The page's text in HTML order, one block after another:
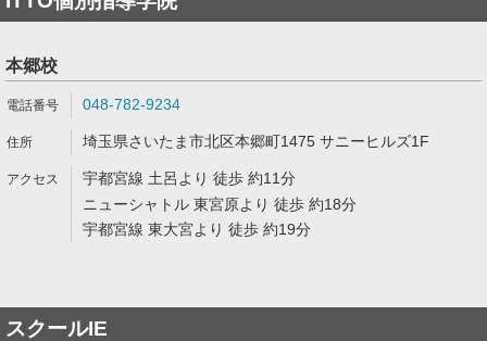
本郷校
048-782-9234
埼玉県さいたま市北区本郷町1475 サニーヒルズ1F
宇都宮線 土呂より 徒歩 約11分
ニューシャトル 東宮原より 徒歩 約18分
宇都宮線 東大宮より 徒歩 約19分
スクールIE